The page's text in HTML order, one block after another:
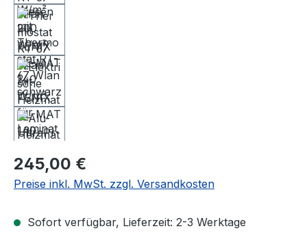
Regulärer Preis:
245,00 €
Preise inkl. MwSt. zzgl. Versandkosten
Sofort verfügbar, Lieferzeit: 2-3 Werktage